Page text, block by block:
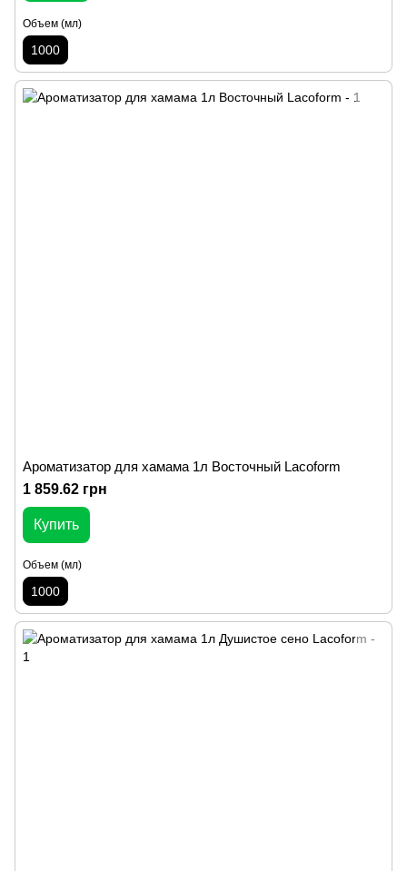
Объем (мл)
1000
Ароматизатор для хамама 1л Восточный Lacoform
1 859.62 грн
Купить
Объем (мл)
1000